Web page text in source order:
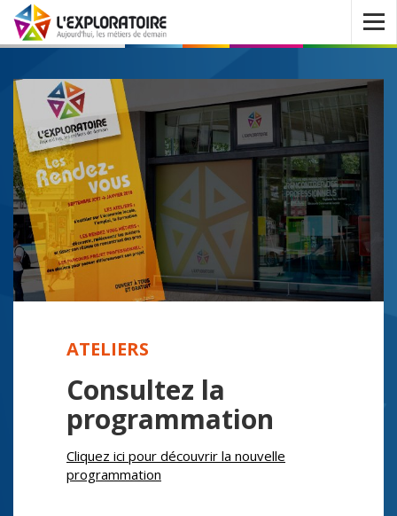
Ouvrir
le
menu
ATELIERS
Consultez la
programmation
Cliquez ici pour découvrir la nouvelle
programmation